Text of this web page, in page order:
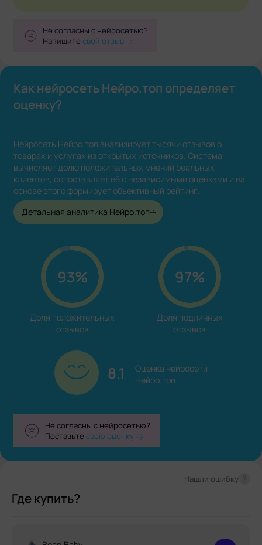
Не согласны с нейросетью?
Напишитесвой отзыв
Как нейросеть Нейро.топ определяет
оценку?
Нейросеть Нейро.топ анализирует тысячи отзывов о
товарах и услугах из открытых источников. Система
вычисляет долю положительных мнений реальных
клиентов, сопоставляет её с независимыми оценками и на
основе этого формирует объективный рейтинг.
Детальная аналитика Нейро.топ
93%
Доля положительных
отзывов
97%
Доля подлинных
отзывов
8.1
Оценка нейросети
Нейро.топ
Не согласны с нейросетью?
Поставьтесвою оценку
Где купить?
Нашли ошибку